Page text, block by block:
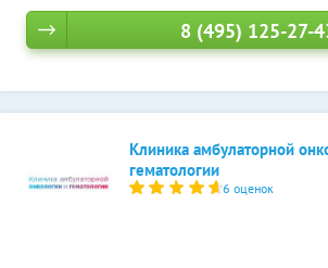
8 (495) 125-27-
Клиника амбулаторной
гематологии
6 оценок